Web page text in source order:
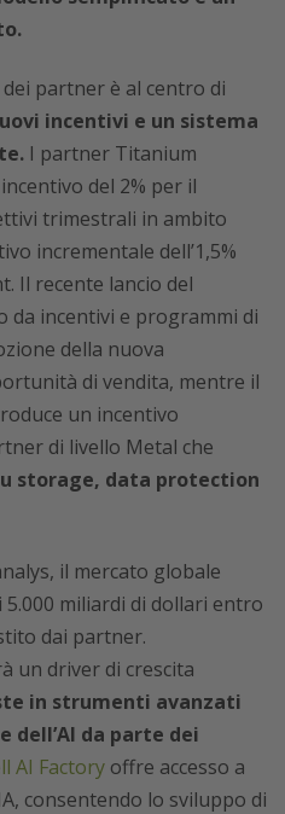
dei partner è al centro di
incentivi e un sistema
I partner Titanium
del 2% per il
trimestrali in ambito
incrementale dell’1,5%
Il recente lancio del
da incentivi e programmi di
della nuova
di vendita, mentre il
un incentivo
di livello Metal che
storage, data protection
il mercato globale
miliardi di dollari entro
dai partner.
un driver di crescita
in strumenti avanzati
dell’AI da parte dei
AI Factory offre accesso a
consentendo lo sviluppo di